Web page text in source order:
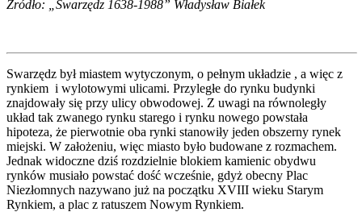
Źródło: „Swarzędz 1638-1988” Władysław Białek
Swarzędz był miastem wytyczonym, o pełnym układzie , a więc z
rynkiem i wylotowymi ulicami. Przyległe do rynku budynki
znajdowały się przy ulicy obwodowej. Z uwagi na równoległy
układ tak zwanego rynku starego i rynku nowego powstała
hipoteza, że pierwotnie oba rynki stanowiły jeden obszerny rynek
miejski. W założeniu, więc miasto było budowane z rozmachem.
Jednak widoczne dziś rozdzielnie blokiem kamienic obydwu
rynków musiało powstać dość wcześnie, gdyż obecny Plac
Niezłomnych nazywano już na początku XVIII wieku Starym
Rynkiem, a plac z ratuszem Nowym Rynkiem.